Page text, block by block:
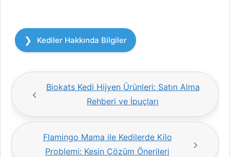
Kategoriler
Kediler Hakkında Bilgiler
Biokats Kedi Hijyen Ürünleri: Satın Alma
Rehberi ve İpuçları
Flamingo Mama ile Kedilerde Kilo
Problemi: Kesin Çözüm Önerileri